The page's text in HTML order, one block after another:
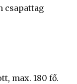
csapattag
max. 180 fő.